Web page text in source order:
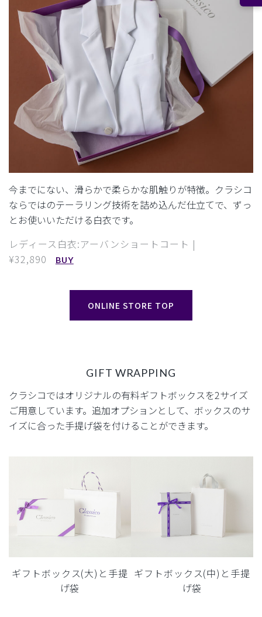
今までにない、滑らかで柔らかな肌触りが特徴。 クラシコ
ならではのテーラリング技術を詰め込んだ仕立てで、ずっ
とお使いいただける白衣です。
レディース白衣:アーバンショートコート |
¥32,890
BUY
ONLINE STORE TOP
GIFT WRAPPING
クラシコではオリジナルの有料ギフトボックスを2サイズ
ご用意しています。 追加オプションとして、ボックスのサ
イズに合った手提げ袋を付けることができます。
ギフトボックス(大)と手提
げ袋
ギフトボックス(中)と手提
げ袋